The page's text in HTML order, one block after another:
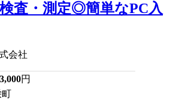
査・測定◎簡単なPC入
会社
円
町